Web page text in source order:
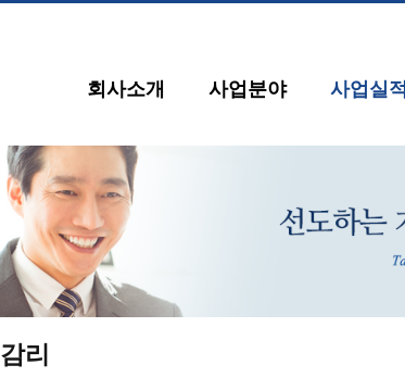
회사소개 사업분야 사업실적
감리